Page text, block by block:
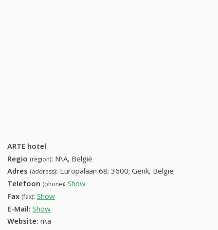
ARTE hotel
Regio (region): N\A, België
Adres (address): Europalaan 68; 3600; Genk, België
Telefoon (phone): Show
Fax (fax): Show
E-Mail: Show
Website: n\a